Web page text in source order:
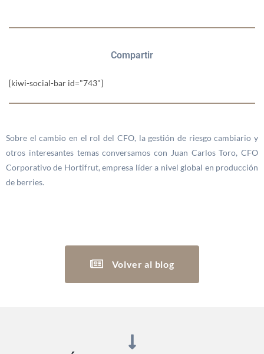
Compartir
[kiwi-social-bar id="743"]
Sobre el cambio en el rol del CFO, la gestión de riesgo cambiario y
otros interesantes temas conversamos con Juan Carlos Toro, CFO
Corporativo de Hortifrut, empresa líder a nivel global en producción
de berries.
Volver al blog